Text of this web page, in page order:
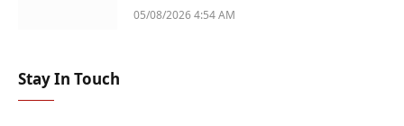
05/08/2026 4:54 AM
Stay In Touch